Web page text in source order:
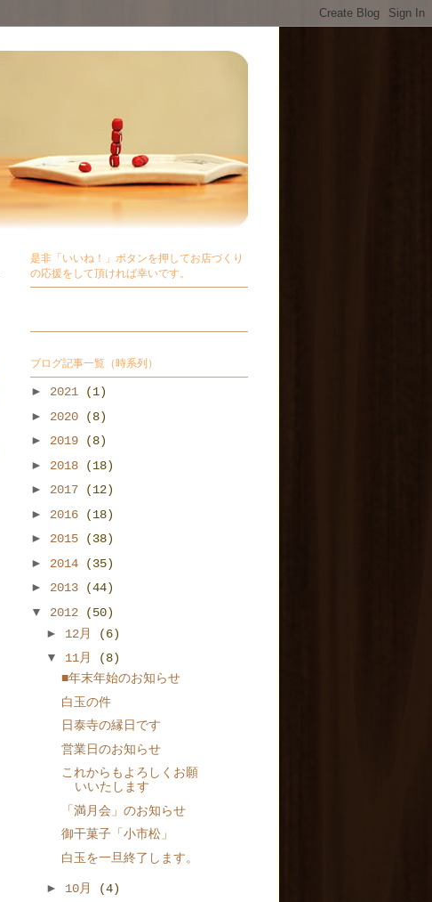
是非「いいね！」ボタンを押してお店づくり
の応援をして頂ければ幸いです。
ブログ記事一覧（時系列）
► 2021
(1)
► 2020
(8)
► 2019
(8)
► 2018
(18)
► 2017
(12)
► 2016
(18)
► 2015
(38)
► 2014
(35)
► 2013
(44)
▼ 2012
(50)
► 12月
(6)
▼ 11月
(8)
■年末年始のお知らせ
白玉の件
日泰寺の縁日です
営業日のお知らせ
これからもよろしくお願
いいたします
「満月会」のお知らせ
御干菓子「小市松」
白玉を一旦終了します。
► 10月
(4)